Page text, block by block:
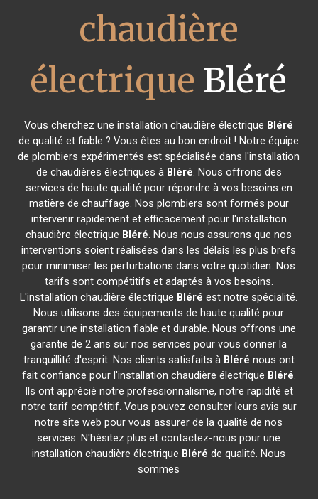
chaudière
électrique Bléré
Vous cherchez une installation chaudière électrique Bléré
de qualité et fiable ? Vous êtes au bon endroit ! Notre équipe
de plombiers expérimentés est spécialisée dans l'installation
de chaudières électriques à Bléré. Nous offrons des
services de haute qualité pour répondre à vos besoins en
matière de chauffage. Nos plombiers sont formés pour
intervenir rapidement et efficacement pour l'installation
chaudière électrique Bléré. Nous nous assurons que nos
interventions soient réalisées dans les délais les plus brefs
pour minimiser les perturbations dans votre quotidien. Nos
tarifs sont compétitifs et adaptés à vos besoins.
L'installation chaudière électrique Bléré est notre spécialité.
Nous utilisons des équipements de haute qualité pour
garantir une installation fiable et durable. Nous offrons une
garantie de 2 ans sur nos services pour vous donner la
tranquillité d'esprit. Nos clients satisfaits à Bléré nous ont
fait confiance pour l'installation chaudière électrique Bléré.
Ils ont apprécié notre professionnalisme, notre rapidité et
notre tarif compétitif. Vous pouvez consulter leurs avis sur
notre site web pour vous assurer de la qualité de nos
services. N'hésitez plus et contactez-nous pour une
installation chaudière électrique Bléré de qualité. Nous
sommes